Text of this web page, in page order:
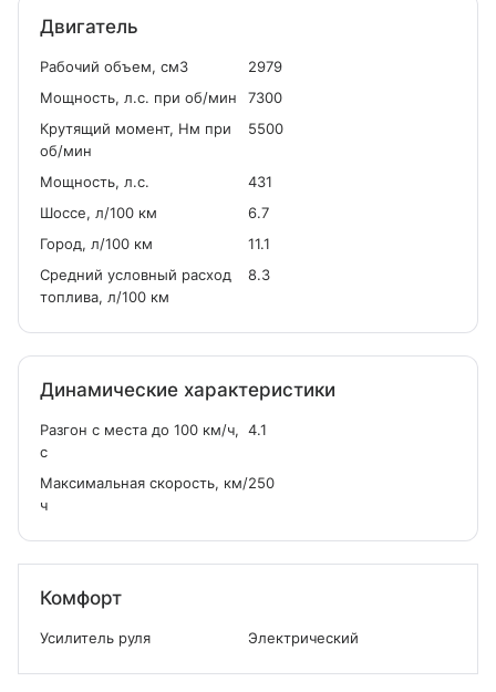
Двигатель
Рабочий объем, см3
2979
Мощность, л.с. при об/мин
7300
Крутящий момент, Нм при
об/мин
5500
Мощность, л.с.
431
Шоссе, л/100 км
6.7
Город, л/100 км
11.1
Средний условный расход
топлива, л/100 км
8.3
Динамические характеристики
Разгон с места до 100 км/ч,
с
4.1
Максимальная скорость, км/
ч
250
Комфорт
Усилитель руля Электрический